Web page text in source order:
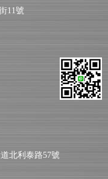
11號
北利泰路57號